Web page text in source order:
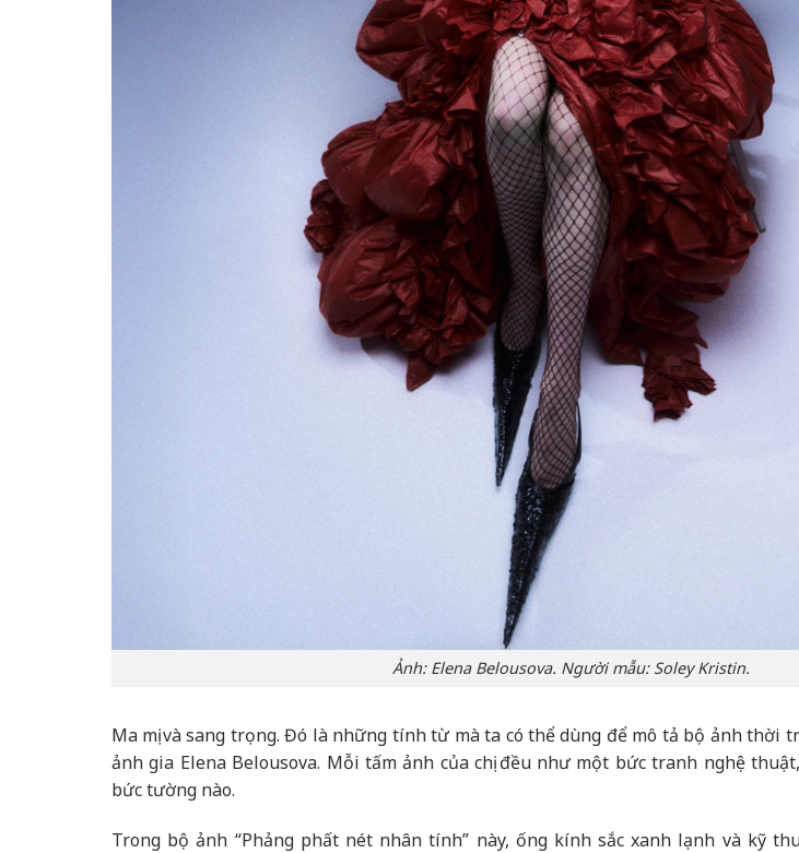
Ảnh: Elena Belousova. Người mẫu: Soley Kristin.
Ma mị và sang trọng. Đó là những tính từ mà ta có thể dùng để mô tả bộ ảnh thời
ảnh gia Elena Belousova. Mỗi tấm ảnh của chị đều như một bức tranh nghệ
bức tường nào.
Trong bộ ảnh “Phảng phất nét nhân tính” này, ống kính sắc xanh lạnh và kỹ